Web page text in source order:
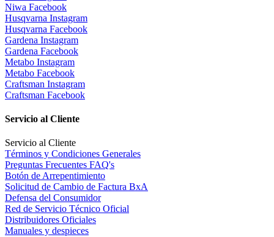
Niwa Facebook
Husqvarna Instagram
Husqvarna Facebook
Gardena Instagram
Gardena Facebook
Metabo Instagram
Metabo Facebook
Craftsman Instagram
Craftsman Facebook
Servicio al Cliente
Servicio al Cliente
Términos y Condiciones Generales
Preguntas Frecuentes FAQ's
Botón de Arrepentimiento
Solicitud de Cambio de Factura BxA
Defensa del Consumidor
Red de Servicio Técnico Oficial
Distribuidores Oficiales
Manuales y despieces